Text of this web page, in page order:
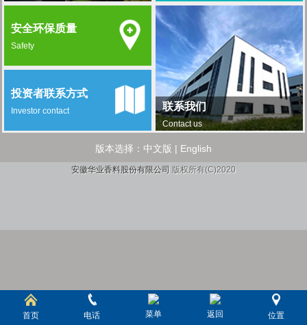
联系我们
Contact us
安全环保质量
Safety
投资者联系方式
Investor contact
版本选择： 中文版 | English
安徽华业香料股份有限公司 版权所有(C)2020
首页 电话 菜单 返回 位置